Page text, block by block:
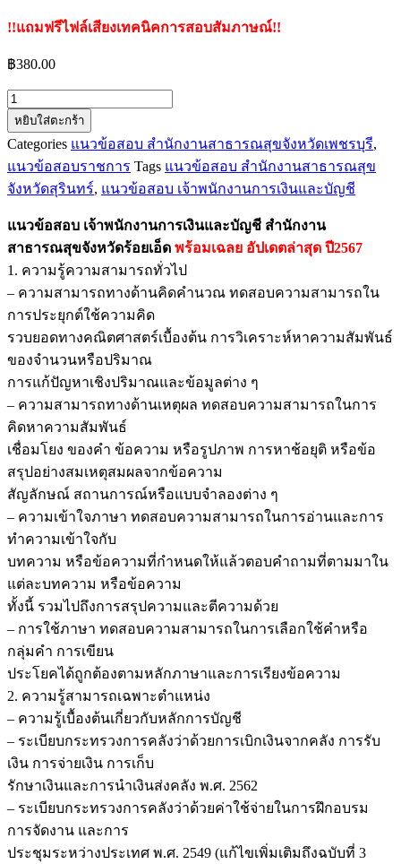
!!แถมฟรีไฟล์เสียงเทคนิคการสอบสัมภาษณ์!!
฿380.00
จำนวน
แนว
ข้อสอบ
เจ้า
พนักงาน
เงิน
และ
บัญชี
สำนักงาน
สาธารณสุข
จังหวัด
ร้อยเอ็ด
ชิ้น
หยิบใส่ตะกร้า
Categories แนวข้อสอบ สำนักงานสาธารณสุขจังหวัดเพชรบุรี,
แนวข้อสอบราชการ Tags แนวข้อสอบ สำนักงานสาธารณสุข
จังหวัดสุรินทร์, แนวข้อสอบ เจ้าพนักงานการเงินและบัญชี
แนวข้อสอบ เจ้าพนักงานการเงินและบัญชี สำนักงาน
สาธารณสุขจังหวัดร้อยเอ็ด พร้อมเฉลย อัปเดตล่าสุด ปี2567
1. ความรู้ความสามารถทั่วไป
– ความสามารถทางด้านคิดคำนวณ ทดสอบความสามารถใน
การประยุกต์ใช้ความคิด
รวบยอดทางคณิตศาสตร์เบื้องต้น การวิเคราะห์หาความสัมพันธ์
ของจำนวนหรือปริมาณ
การแก้ปัญหาเชิงปริมาณและข้อมูลต่าง ๆ
– ความสามารถทางด้านเหตุผล ทดสอบความสามารถในการ
คิดหาความสัมพันธ์
เชื่อมโยง ของคำ ข้อความ หรือรูปภาพ การหาช้อยุติ หรือข้อ
สรุปอย่างสมเหตุสมผลจากข้อความ
สัญลักษณ์ สถานการณ์หรือแบบจำลองต่าง ๆ
– ความเข้าใจภาษา ทดสอบความสามารถในการอ่านและการ
ทำความเข้าใจกับ
บทความ หรือข้อความที่กำหนดให้แล้วตอบคำถามที่ตามมาใน
แต่ละบทความ หรือข้อความ
ทั้งนี้ รวมไปถึงการสรุปความและตีความด้วย
– การใช้ภาษา ทดสอบความสามารถในการเลือกใช้คำหรือ
กลุ่มคำ การเขียน
ประโยคได้ถูกต้องตามหลักภาษาและการเรียงข้อความ
2. ความรู้สามารถเฉพาะตำแหน่ง
– ความรู้เบื้องต้นเกี่ยวกับหลักการบัญชี
– ระเบียบกระทรวงการคลังว่าด้วยการเบิกเงินจากคลัง การรับ
เงิน การจ่ายเงิน การเก็บ
รักษาเงินและการนำเงินส่งคลัง พ.ศ. 2562
– ระเบียบกระทรวงการคลังว่าด้วยค่าใช้จ่ายในการฝึกอบรม
การจัดงาน และการ
ประชุมระหว่างประเทศ พ.ศ. 2549 (แก้ไขเพิ่มเติมถึงฉบับที่ 3